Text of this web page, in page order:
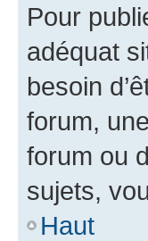
Pour
adéquat
besoin
forum,
forum ou
sujets,
Haut